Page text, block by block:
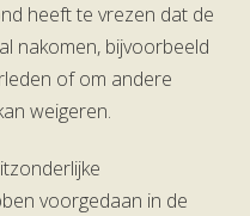
heeft te vrezen dat de
nakomen, bijvoorbeeld
of om andere
weigeren.
voorgedaan in de